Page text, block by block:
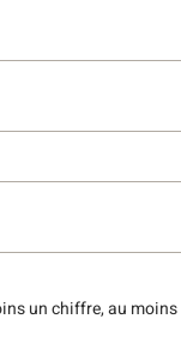
un chiffre, au moins